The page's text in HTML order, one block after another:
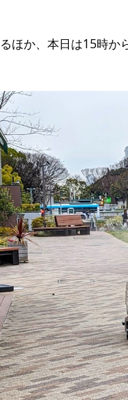
ほか、本日は15時か